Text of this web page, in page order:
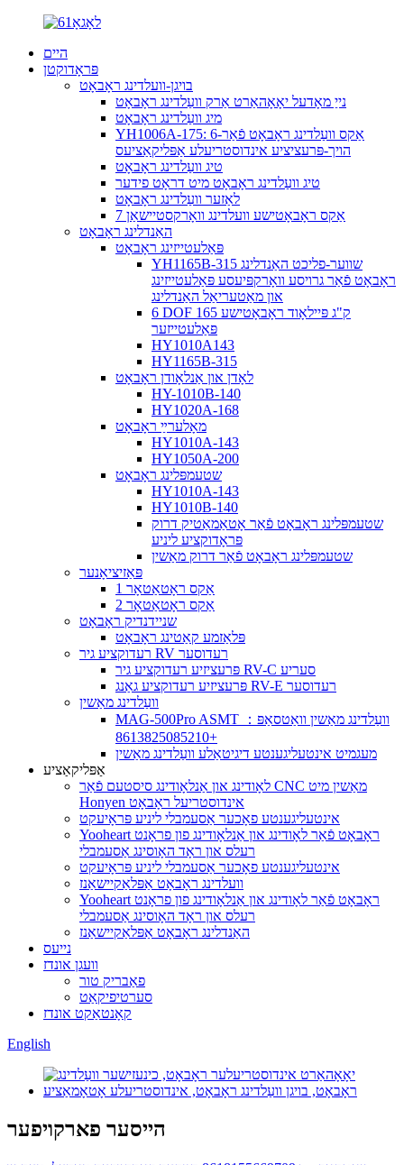
היים
פּראָדוקטן
בויגן-וועלדינג ראָבאָט
נייַ מאָדעל יאָאָהאַרט אַרק וועַלדינג ראָבאָט
מיג וועַלדינג ראָבאָט
YH1006A-175: 6-אַקס וועַלדינג ראָבאָט פֿאַר
הויך-פּרעציציע אינדוסטריעלע אַפּליקאַציעס
טיג וועַלדינג ראָבאָט
טיג וועַלדינג ראָבאָט מיט דראָט פידער
לאַזער וועַלדינג ראָבאָט
7 אַקס ראָבאָטישע וועלדינג וואָרקסטיישאַן
האַנדלינג ראָבאָט
פּאַלעטייזינג ראָבאָט
YH1165B-315 שווער-פליכט האַנדלינג
ראָבאָט פֿאַר גרויסע וואָרקפּיעסע פּאַלעטייזינג
און מאַטעריאַל האַנדלינג
6 DOF 165 ק"ג פּיילאָוד ראָבאָטישע
פּאַלעטייזער
HY1010A143
HY1165B-315
לאָדן און אַנלאָודן ראָבאָט
HY-1010B-140
HY1020A-168
מאָלערײַ ראָבאָט
HY1010A-143
HY1050A-200
שטעמפּלינג ראָבאָט
HY1010A-143
HY1010B-140
שטעמפּלינג ראָבאָט פֿאַר אָטאַמאַטיק דרוק
פּראָדוקציע ליניע
שטעמפּלינג ראָבאָט פֿאַר דרוק מאַשין
פּאַזיציאָנער
1 אַקס ראָטאַטאָר
2 אַקס ראָטאַטאָר
שניידנדיק ראָבאָט
פּלאַזמע קאַטינג ראָבאָט
רעדוקציע גיר RV רעדוסער
פּרעציזיע רעדוקציע גיר RV-C סעריע
פּרעציזיע רעדוקציע גאַנג RV-E רעדוסער
וועַלדינג מאַשין
MAG-500Pro ASMT וועַלדינג מאַשין וואַטסאַפּ：
+8613825085210
מעגמיט אינטעליגענטע דיגיטאַלע וועַלדינג מאַשין
אַפּליקאַציע
לאָודינג און אַנלאָודינג סיסטעם פֿאַר CNC מאַשין מיט
Honyen אינדוסטריעל ראָבאָט
אינטעליגענטע פאָכער אַסעמבלי ליניע פּראָיעקט
Yooheart ראָבאָט פֿאַר לאָודינג און אַנלאָודינג פון פראָנט
רעלס און ראָד האָוסינג אַסעמבלי
אינטעליגענטע פאָכער אַסעמבלי ליניע פּראָיעקט
וועלדינג ראָבאָט אַפּלאַקיישאַנז
Yooheart ראָבאָט פֿאַר לאָודינג און אַנלאָודינג פון פראָנט
רעלס און ראָד האָוסינג אַסעמבלי
האַנדלינג ראָבאָט אַפּלאַקיישאַנז
נייעס
וועגן אונדז
פאַבריק טור
סערטיפיקאַט
קאָנטאַקט אונדז
English
הייסער פארקויפער